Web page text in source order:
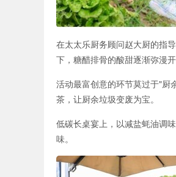
在太太乐厨务顾问赵大厨的指
下，糖醋排骨的酸甜逐渐弥漫
活动最富创意的环节莫过于"厨
茶，让厨余垃圾变废为宝。
低碳长桌宴上，以减盐蚝油调
味。